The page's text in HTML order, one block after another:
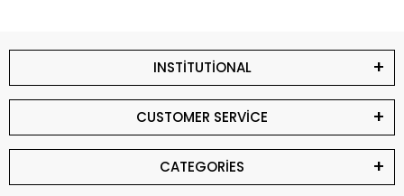
INSTİTUTİONAL
CUSTOMER SERVİCE
CATEGORİES